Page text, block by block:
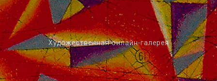
Художественная онлайн-галерея